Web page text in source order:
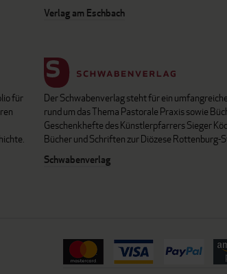
Verlag am Eschbach
für
Der Schwabenverlag steht für ein
rund um das Thema Pastorale Praxis sowie
Geschenkhefte des Künstlerpfarrers Sieger
Bücher und Schriften zur Diözese
Schwabenverlag